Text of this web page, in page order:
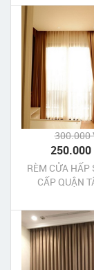
300.000
250.000
RÈM CỬA HẤP
CẤP QUẬN